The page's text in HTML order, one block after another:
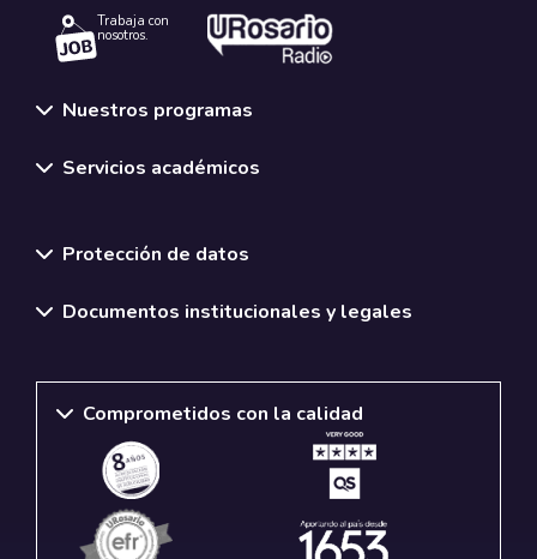
Trabaja con
nosotros.
Nuestros programas
Servicios académicos
Protección de datos
Documentos institucionales y legales
Comprometidos con la calidad